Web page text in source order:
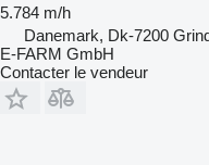
5.784 m/h
Danemark, Dk-7200
E-FARM GmbH
Contacter le vendeur